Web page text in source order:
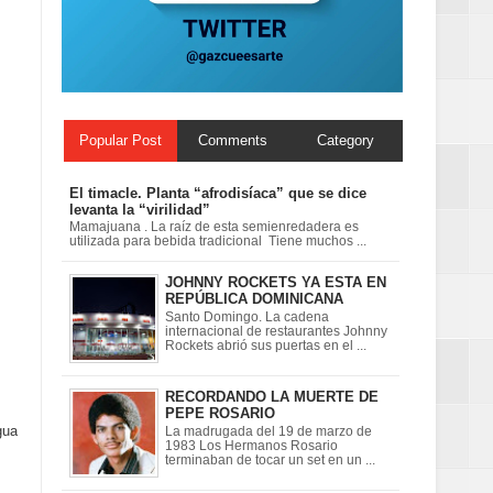
Popular Post Comments Category
El timacle. Planta “afrodisíaca” que se dice
levanta la “virilidad”
Mamajuana . La raíz de esta semienredadera es
utilizada para bebida tradicional Tiene muchos ...
JOHNNY ROCKETS YA ESTA EN
REPÚBLICA DOMINICANA
Santo Domingo. La cadena
internacional de restaurantes Johnny
Rockets abrió sus puertas en el ...
RECORDANDO LA MUERTE DE
PEPE ROSARIO
La madrugada del 19 de marzo de
1983 Los Hermanos Rosario
terminaban de tocar un set en un ...